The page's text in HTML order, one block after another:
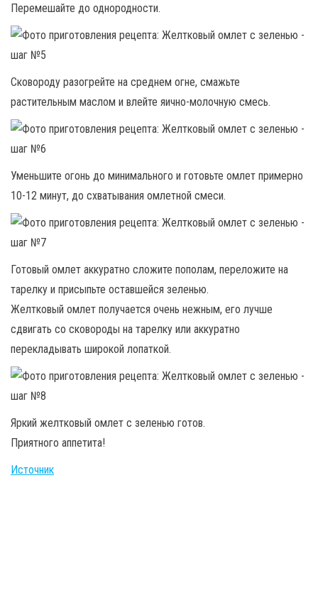
Перемешайте до однородности.
Сковороду разогрейте на среднем огне, смажьте
растительным маслом и влейте яично-молочную смесь.
Уменьшите огонь до минимального и готовьте омлет примерно
10-12 минут, до схватывания омлетной смеси.
Готовый омлет аккуратно сложите пополам, переложите на
тарелку и присыпьте оставшейся зеленью.
Желтковый омлет получается очень нежным, его лучше
сдвигать со сковороды на тарелку или аккуратно
перекладывать широкой лопаткой.
Яркий желтковый омлет с зеленью готов.
Приятного аппетита!
Источник